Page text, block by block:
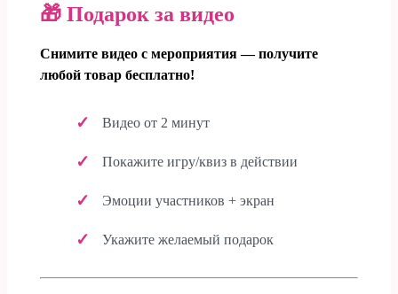
🎁 Подарок за видео
Снимите видео с мероприятия — получите
любой товар бесплатно!
Видео от 2 минут
Покажите игру/квиз в действии
Эмоции участников + экран
Укажите желаемый подарок